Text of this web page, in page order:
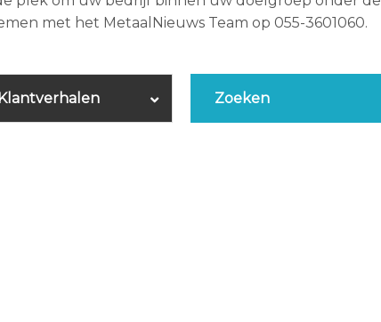
met het MetaalNieuws Team op 055-3601060.